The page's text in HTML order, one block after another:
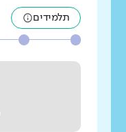
תלמידים